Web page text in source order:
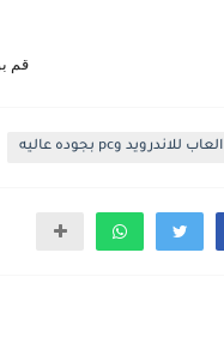
قم
العاب للاندرويد وpc بجوده عاليه